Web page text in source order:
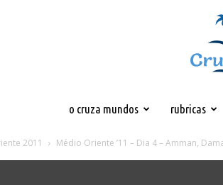
o cruza mundos rubricas
2011 Médio Oriente ’11 – Dia 4 – Amman,